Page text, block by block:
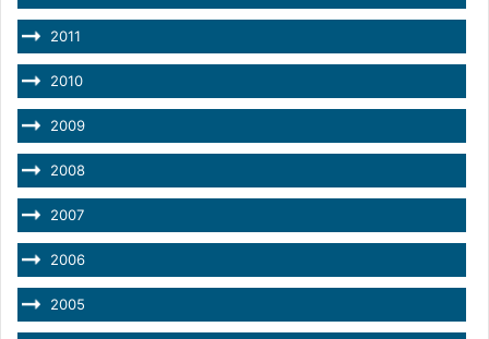
2011
2010
2009
2008
2007
2006
2005